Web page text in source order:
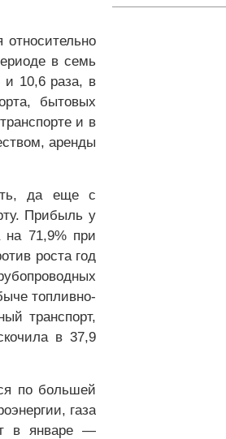
в семь
и 10,6 раза, в
бытовых
и в
аренды
да еще с
Прибыль у
на 71,9% при
роста год
топливно-
транспорт,
в 37,9
по большей
газа
в январе —